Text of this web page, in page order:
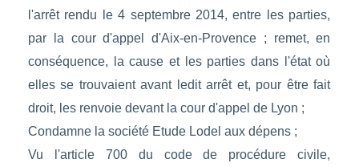
l'arrêt rendu le 4 septembre 2014, entre les parties,
par la cour d'appel d'Aix-en-Provence ; remet, en
conséquence, la cause et les parties dans l'état où
elles se trouvaient avant ledit arrêt et, pour être fait
droit, les renvoie devant la cour d'appel de Lyon ;
Condamne la société Etude Lodel aux dépens ;
Vu l'article 700 du code de procédure civile,